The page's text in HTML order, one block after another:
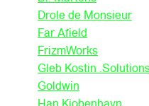
Drole de Monsieur
Far Afield
FrizmWorks
Gleb Kostin
Goldwin